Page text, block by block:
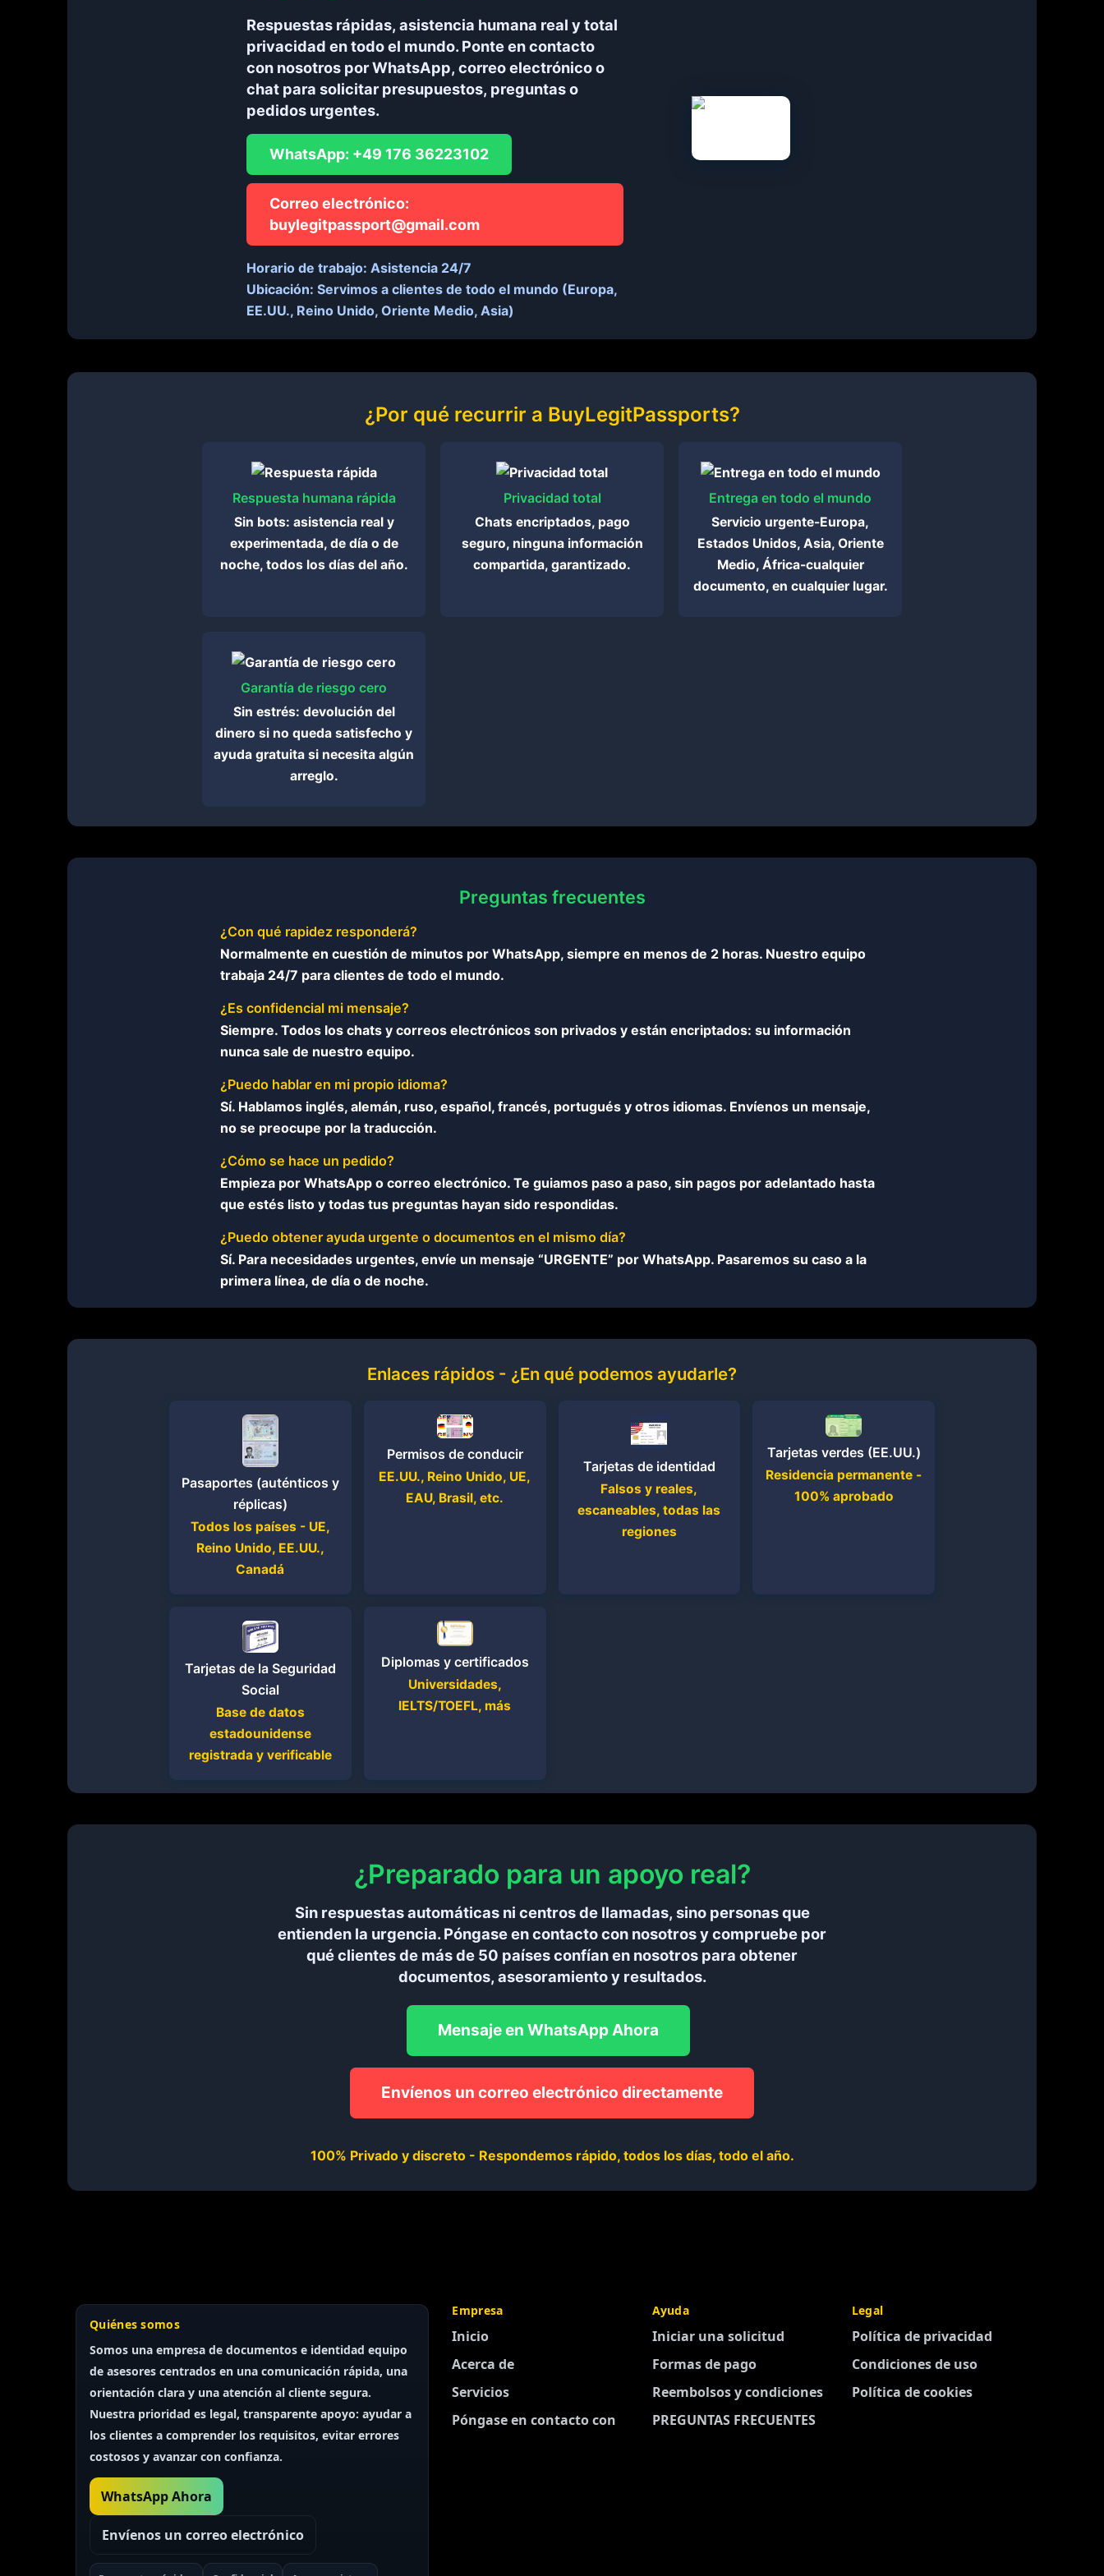
Respuestas rápidas, asistencia humana real y total
privacidad en todo el mundo. Ponte en contacto
con nosotros por WhatsApp, correo electrónico o
chat para solicitar presupuestos, preguntas o
pedidos urgentes.
WhatsApp: +49 176 36223102
Correo electrónico:
buylegitpassport@gmail.com
Horario de trabajo: Asistencia 24/7
Ubicación: Servimos a clientes de todo el mundo (Europa,
EE.UU., Reino Unido, Oriente Medio, Asia)
¿Por qué recurrir a BuyLegitPassports?
Respuesta humana rápida
Sin bots: asistencia real y
experimentada, de día o de
noche, todos los días del año.
Privacidad total
Chats encriptados, pago
seguro, ninguna información
compartida, garantizado.
Entrega en todo el mundo
Servicio urgente-Europa,
Estados Unidos, Asia, Oriente
Medio, África-cualquier
documento, en cualquier lugar.
Garantía de riesgo cero
Sin estrés: devolución del
dinero si no queda satisfecho y
ayuda gratuita si necesita algún
arreglo.
Preguntas frecuentes
¿Con qué rapidez responderá?
Normalmente en cuestión de minutos por WhatsApp, siempre en menos de 2 horas. Nuestro equipo
trabaja 24/7 para clientes de todo el mundo.
¿Es confidencial mi mensaje?
Siempre. Todos los chats y correos electrónicos son privados y están encriptados: su información
nunca sale de nuestro equipo.
¿Puedo hablar en mi propio idioma?
Sí. Hablamos inglés, alemán, ruso, español, francés, portugués y otros idiomas. Envíenos un mensaje,
no se preocupe por la traducción.
¿Cómo se hace un pedido?
Empieza por WhatsApp o correo electrónico. Te guiamos paso a paso, sin pagos por adelantado hasta
que estés listo y todas tus preguntas hayan sido respondidas.
¿Puedo obtener ayuda urgente o documentos en el mismo día?
Sí. Para necesidades urgentes, envíe un mensaje “URGENTE” por WhatsApp. Pasaremos su caso a la
primera línea, de día o de noche.
Enlaces rápidos - ¿En qué podemos ayudarle?
Pasaportes (auténticos y
réplicas)
Todos los países - UE,
Reino Unido, EE.UU.,
Canadá
Permisos de conducir
EE.UU., Reino Unido, UE,
EAU, Brasil, etc.
Tarjetas de identidad
Falsos y reales,
escaneables, todas las
regiones
Tarjetas verdes (EE.UU.)
Residencia permanente -
100% aprobado
Tarjetas de la Seguridad
Social
Base de datos
estadounidense
registrada y verificable
Diplomas y certificados
Universidades,
IELTS/TOEFL, más
¿Preparado para un apoyo real?
Sin respuestas automáticas ni centros de llamadas, sino personas que
entienden la urgencia. Póngase en contacto con nosotros y compruebe por
qué clientes de más de 50 países confían en nosotros para obtener
documentos, asesoramiento y resultados.
Mensaje en WhatsApp Ahora
Envíenos un correo electrónico directamente
100% Privado y discreto - Respondemos rápido, todos los días, todo el año.
Quiénes somos
Somos una empresa de documentos e identidad equipo
de asesores centrados en una comunicación rápida, una
orientación clara y una atención al cliente segura.
Nuestra prioridad es legal, transparente apoyo: ayudar a
los clientes a comprender los requisitos, evitar errores
costosos y avanzar con confianza.
WhatsApp Ahora
Envíenos un correo electrónico
Empresa
Inicio
Acerca de
Servicios
Póngase en contacto con
Ayuda
Iniciar una solicitud
Formas de pago
Reembolsos y condiciones
PREGUNTAS FRECUENTES
Legal
Política de privacidad
Condiciones de uso
Política de cookies
Polish
Swedish
French
Arabic
Portuguese
Finnish